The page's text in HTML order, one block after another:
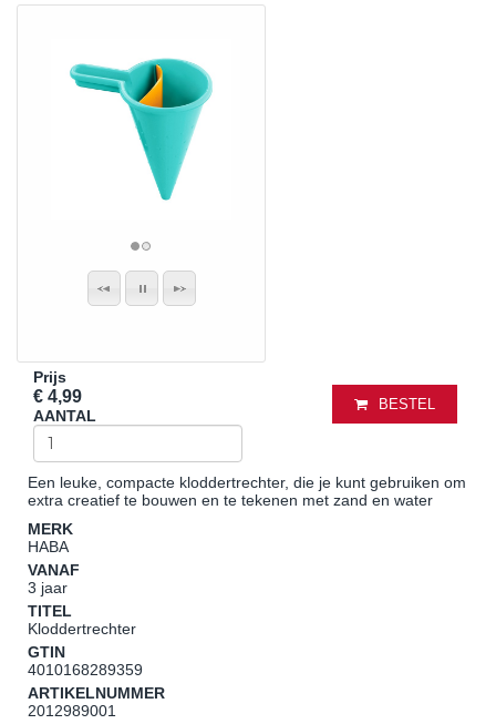
Prijs
€ 4,99
AANTAL
BESTEL
Een leuke, compacte kloddertrechter, die je kunt gebruiken om
extra creatief te bouwen en te tekenen met zand en water
MERK
HABA
VANAF
3 jaar
TITEL
Kloddertrechter
GTIN
4010168289359
ARTIKELNUMMER
2012989001